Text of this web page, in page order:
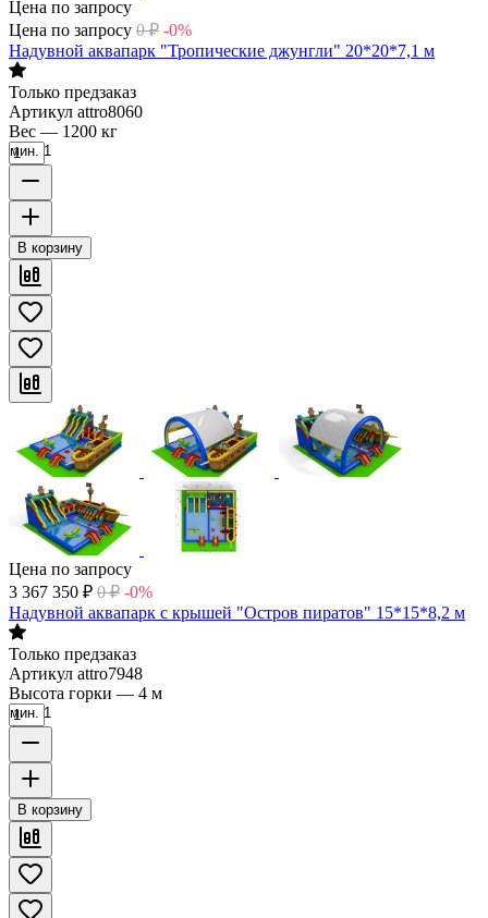
Цена по запросу
Цена по запросу 0 ₽ -0%
Надувной аквапарк "Тропические джунгли" 20*20*7,1 м
Только предзаказ
Артикул attro8060
Вес — 1200 кг
мин. 1
В корзину
Цена по запросу
3 367 350 ₽ 0 ₽ -0%
Надувной аквапарк с крышей "Остров пиратов" 15*15*8,2 м
Только предзаказ
Артикул attro7948
Высота горки — 4 м
мин. 1
В корзину